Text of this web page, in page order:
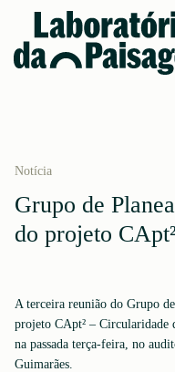
Notícia
Grupo de
do projeto
A terceira reunião do Grupo
projeto CApt² – Circularidade
na passada terça-feira, no
Guimarães.